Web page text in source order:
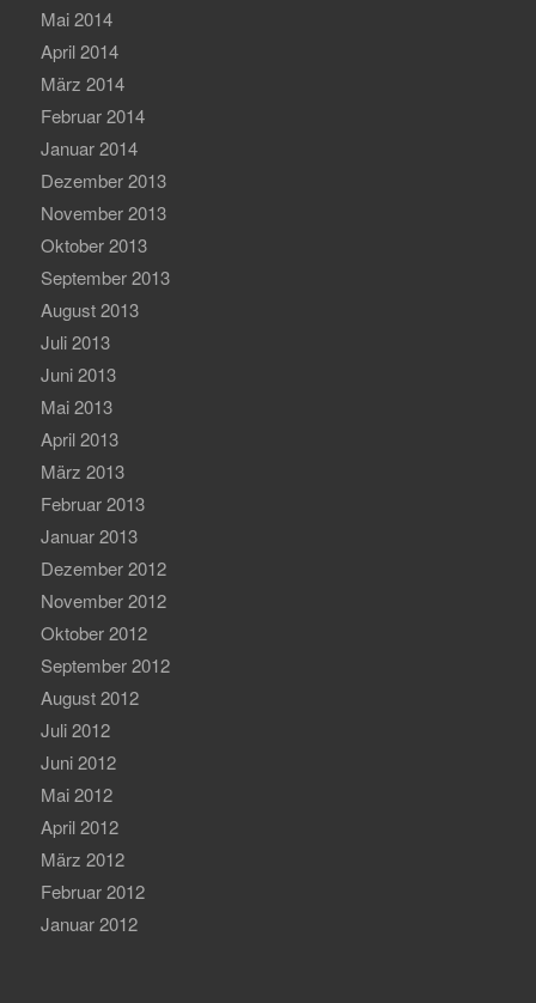
Mai 2014
April 2014
März 2014
Februar 2014
Januar 2014
Dezember 2013
November 2013
Oktober 2013
September 2013
August 2013
Juli 2013
Juni 2013
Mai 2013
April 2013
März 2013
Februar 2013
Januar 2013
Dezember 2012
November 2012
Oktober 2012
September 2012
August 2012
Juli 2012
Juni 2012
Mai 2012
April 2012
März 2012
Februar 2012
Januar 2012